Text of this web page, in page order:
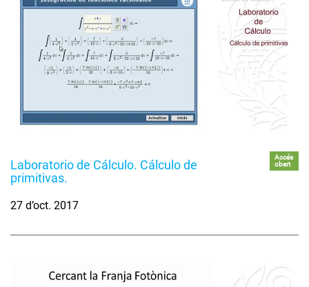
Laboratorio de Cálculo. Cálculo de
primitivas.
Accés
obert
27 d’oct. 2017